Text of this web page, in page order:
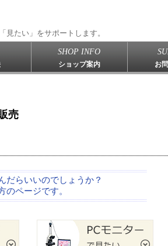
たい」をサポートします。
売
だらいいのでしょうか？
ページです。
SHOP INFO
ショップ案内 お